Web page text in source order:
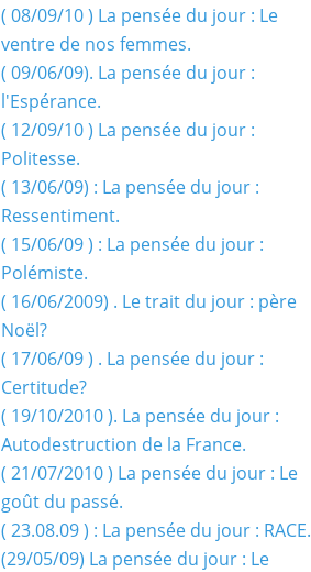
( 08/09/10 ) La pensée du jour : Le
ventre de nos femmes.
( 09/06/09). La pensée du jour :
l'Espérance.
( 12/09/10 ) La pensée du jour :
Politesse.
( 13/06/09) : La pensée du jour :
Ressentiment.
( 15/06/09 ) : La pensée du jour :
Polémiste.
( 16/06/2009) . Le trait du jour : père
Noël?
( 17/06/09 ) . La pensée du jour :
Certitude?
( 19/10/2010 ). La pensée du jour :
Autodestruction de la France.
( 21/07/2010 ) La pensée du jour : Le
goût du passé.
( 23.08.09 ) : La pensée du jour : RACE.
(29/05/09) La pensée du jour : Le